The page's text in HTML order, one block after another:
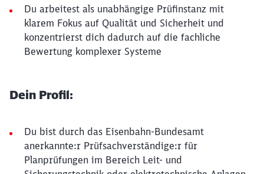
Du arbeitest als unabhängige Prüfinstanz mit
klarem Fokus auf Qualität und Sicherheit und
konzentrierst dich dadurch auf die fachliche
Bewertung komplexer Systeme
Dein Profil:
Du bist durch das Eisenbahn-Bundesamt
anerkannte:r Prüfsachverständige:r für
Planprüfungen im Bereich Leit- und